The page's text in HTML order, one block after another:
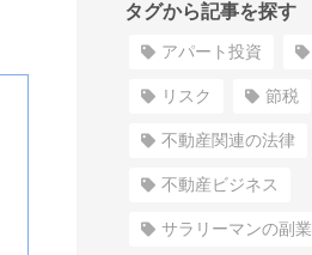
タグから記事を探す
アパート投資
リスク 節税
不動産関連の法律
不動産ビジネス
サラリーマンの副業